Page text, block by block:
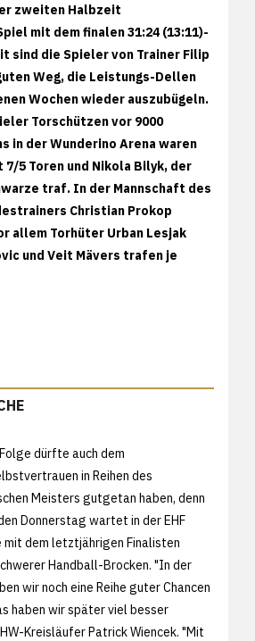
zweiten Halbzeit
mit dem finalen 31:24 (13:11)-
sind die Spieler von Trainer Filip
Weg, die Leistungs-Dellen
Wochen wieder auszubügeln.
Torschützen vor 9000
in der Wunderino Arena waren
7/5 Toren und Nikola Bilyk, der
traf. In der Mannschaft des
Christian Prokop
allem Torhüter Urban Lesjak
und Veit Mävers trafen je
dürfte auch dem
in Reihen des
Meisters gutgetan haben, denn
Donnerstag wartet in der EHF
mit dem letztjährigen Finalisten
Handball-Brocken. "In der
wir noch eine Reihe guter Chancen
haben wir später viel besser
Kreisläufer Patrick Wiencek. "Mit